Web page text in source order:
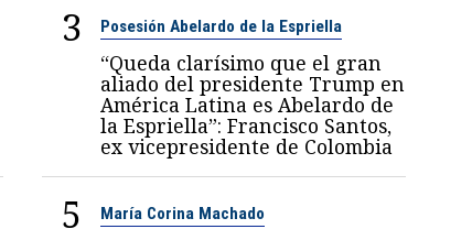
3 Posesión Abelardo de la Espriella
“Queda clarísimo que el gran
aliado del presidente Trump en
América Latina es Abelardo de
la Espriella”: Francisco Santos,
ex vicepresidente de Colombia
5 María Corina Machado